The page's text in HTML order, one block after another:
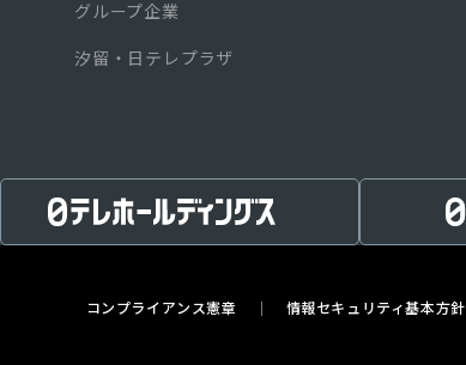
グループ企業
汐留・日テレプラザ
コンプライアンス憲章 情報セキュリティ基本方針